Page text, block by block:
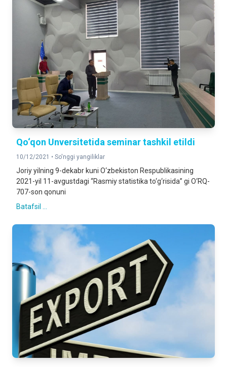
Qo‘qon Unversitetida seminar tashkil etildi
10/12/2021 • So'nggi yangiliklar
Joriy yilning 9-dekabr kuni O‘zbekiston Respublikasining
2021-yil 11-avgustdagi “Rasmiy statistika to‘g‘risida” gi O‘RQ-
707-son qonuni
Batafsil ...